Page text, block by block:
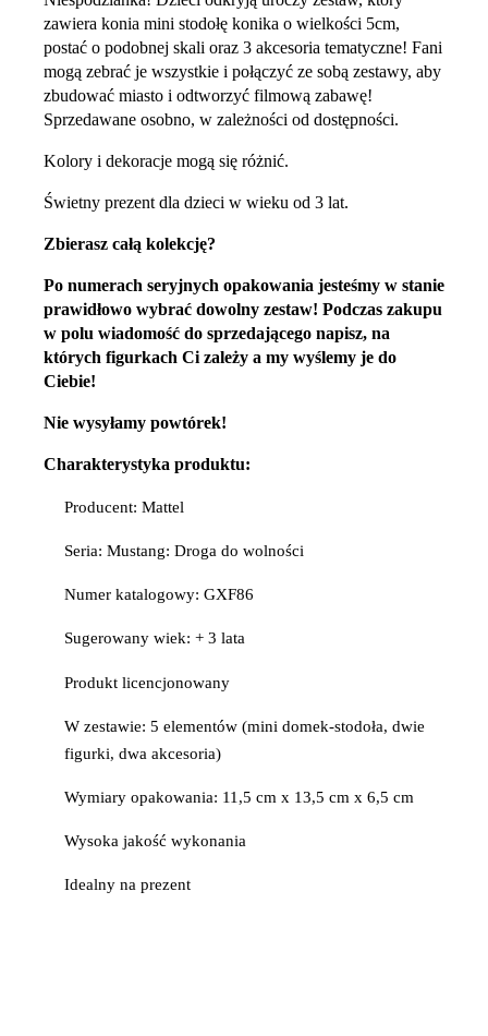
zawiera konia mini stodołę konika o wielkości 5cm,
postać o podobnej skali oraz 3 akcesoria tematyczne! Fani
mogą zebrać je wszystkie i połączyć ze sobą zestawy, aby
zbudować miasto i odtworzyć filmową zabawę!
Sprzedawane osobno, w zależności od dostępności.
Kolory i dekoracje mogą się różnić.
Świetny prezent dla dzieci w wieku od 3 lat.
Zbierasz całą kolekcję?
Po numerach seryjnych opakowania jesteśmy w stanie
prawidłowo wybrać dowolny zestaw! Podczas zakupu
w polu wiadomość do sprzedającego napisz, na
których figurkach Ci zależy a my wyślemy je do
Ciebie!
Nie wysyłamy powtórek!
Charakterystyka produktu:
Producent: Mattel
Seria: Mustang: Droga do wolności
Numer katalogowy: GXF86
Sugerowany wiek: + 3 lata
Produkt licencjonowany
W zestawie: 5 elementów (mini domek-stodoła, dwie
figurki, dwa akcesoria)
Wymiary opakowania: 11,5 cm x 13,5 cm x 6,5 cm
Wysoka jakość wykonania
Idealny na prezent